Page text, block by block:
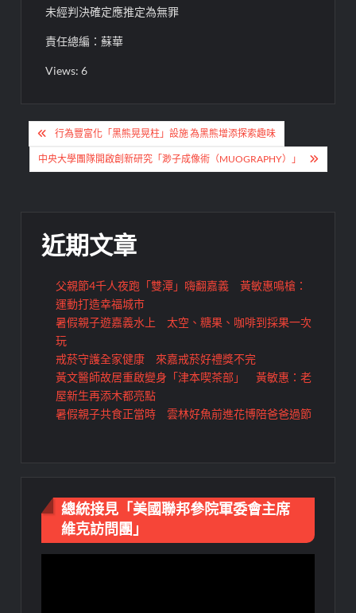
未經判決確定應推定為無罪
責任總編：蘇華
Views: 6
文
章
導
行為豐富化「黑熊晃晃柱」設施 為黑熊增添探索趣味
中央大學團隊開啟創新研究「渺子成像術（MUOGRAPHY）」
近期文章
父親節4千人夜跑「雙潭」嗨翻嘉義 黃敏惠鳴槍：
運動打造幸福城市
暑假親子遊嘉義水上 太空、糖果、咖啡到採果一次
玩
戒菸守護全家健康 來嘉戒菸好禮獎不完
黃文醫師故居重啟變身「津本喫茶部」 黃敏惠：老
屋新生再添木都亮點
暑假親子共食正當時 雲林好魚前進花博陪爸爸過節
總統接見「美國聯邦參院軍委會主席
維克訪問團」